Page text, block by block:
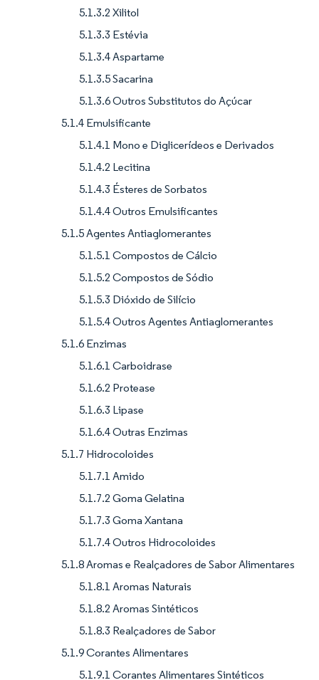
5.1.3.2 Xilitol
5.1.3.3 Estévia
5.1.3.4 Aspartame
5.1.3.5 Sacarina
5.1.3.6 Outros Substitutos do Açúcar
5.1.4 Emulsificante
5.1.4.1 Mono e Diglicerídeos e Derivados
5.1.4.2 Lecitina
5.1.4.3 Ésteres de Sorbatos
5.1.4.4 Outros Emulsificantes
5.1.5 Agentes Antiaglomerantes
5.1.5.1 Compostos de Cálcio
5.1.5.2 Compostos de Sódio
5.1.5.3 Dióxido de Silício
5.1.5.4 Outros Agentes Antiaglomerantes
5.1.6 Enzimas
5.1.6.1 Carboidrase
5.1.6.2 Protease
5.1.6.3 Lipase
5.1.6.4 Outras Enzimas
5.1.7 Hidrocoloides
5.1.7.1 Amido
5.1.7.2 Goma Gelatina
5.1.7.3 Goma Xantana
5.1.7.4 Outros Hidrocoloides
5.1.8 Aromas e Realçadores de Sabor Alimentares
5.1.8.1 Aromas Naturais
5.1.8.2 Aromas Sintéticos
5.1.8.3 Realçadores de Sabor
5.1.9 Corantes Alimentares
5.1.9.1 Corantes Alimentares Sintéticos